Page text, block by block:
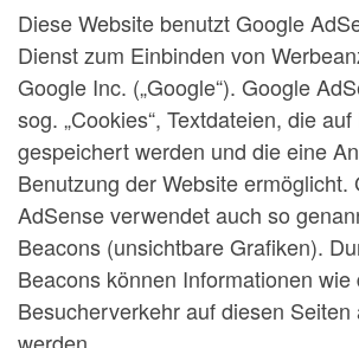
Diese Website benutzt Google
Dienst zum Einbinden von
Google Inc. („Google“). Google
sog. „Cookies“, Textdateien, die
gespeichert werden und die eine
Benutzung der Website ermöglicht.
AdSense verwendet auch so
Beacons (unsichtbare Grafiken).
Beacons können Informationen wie
Besucherverkehr auf diesen